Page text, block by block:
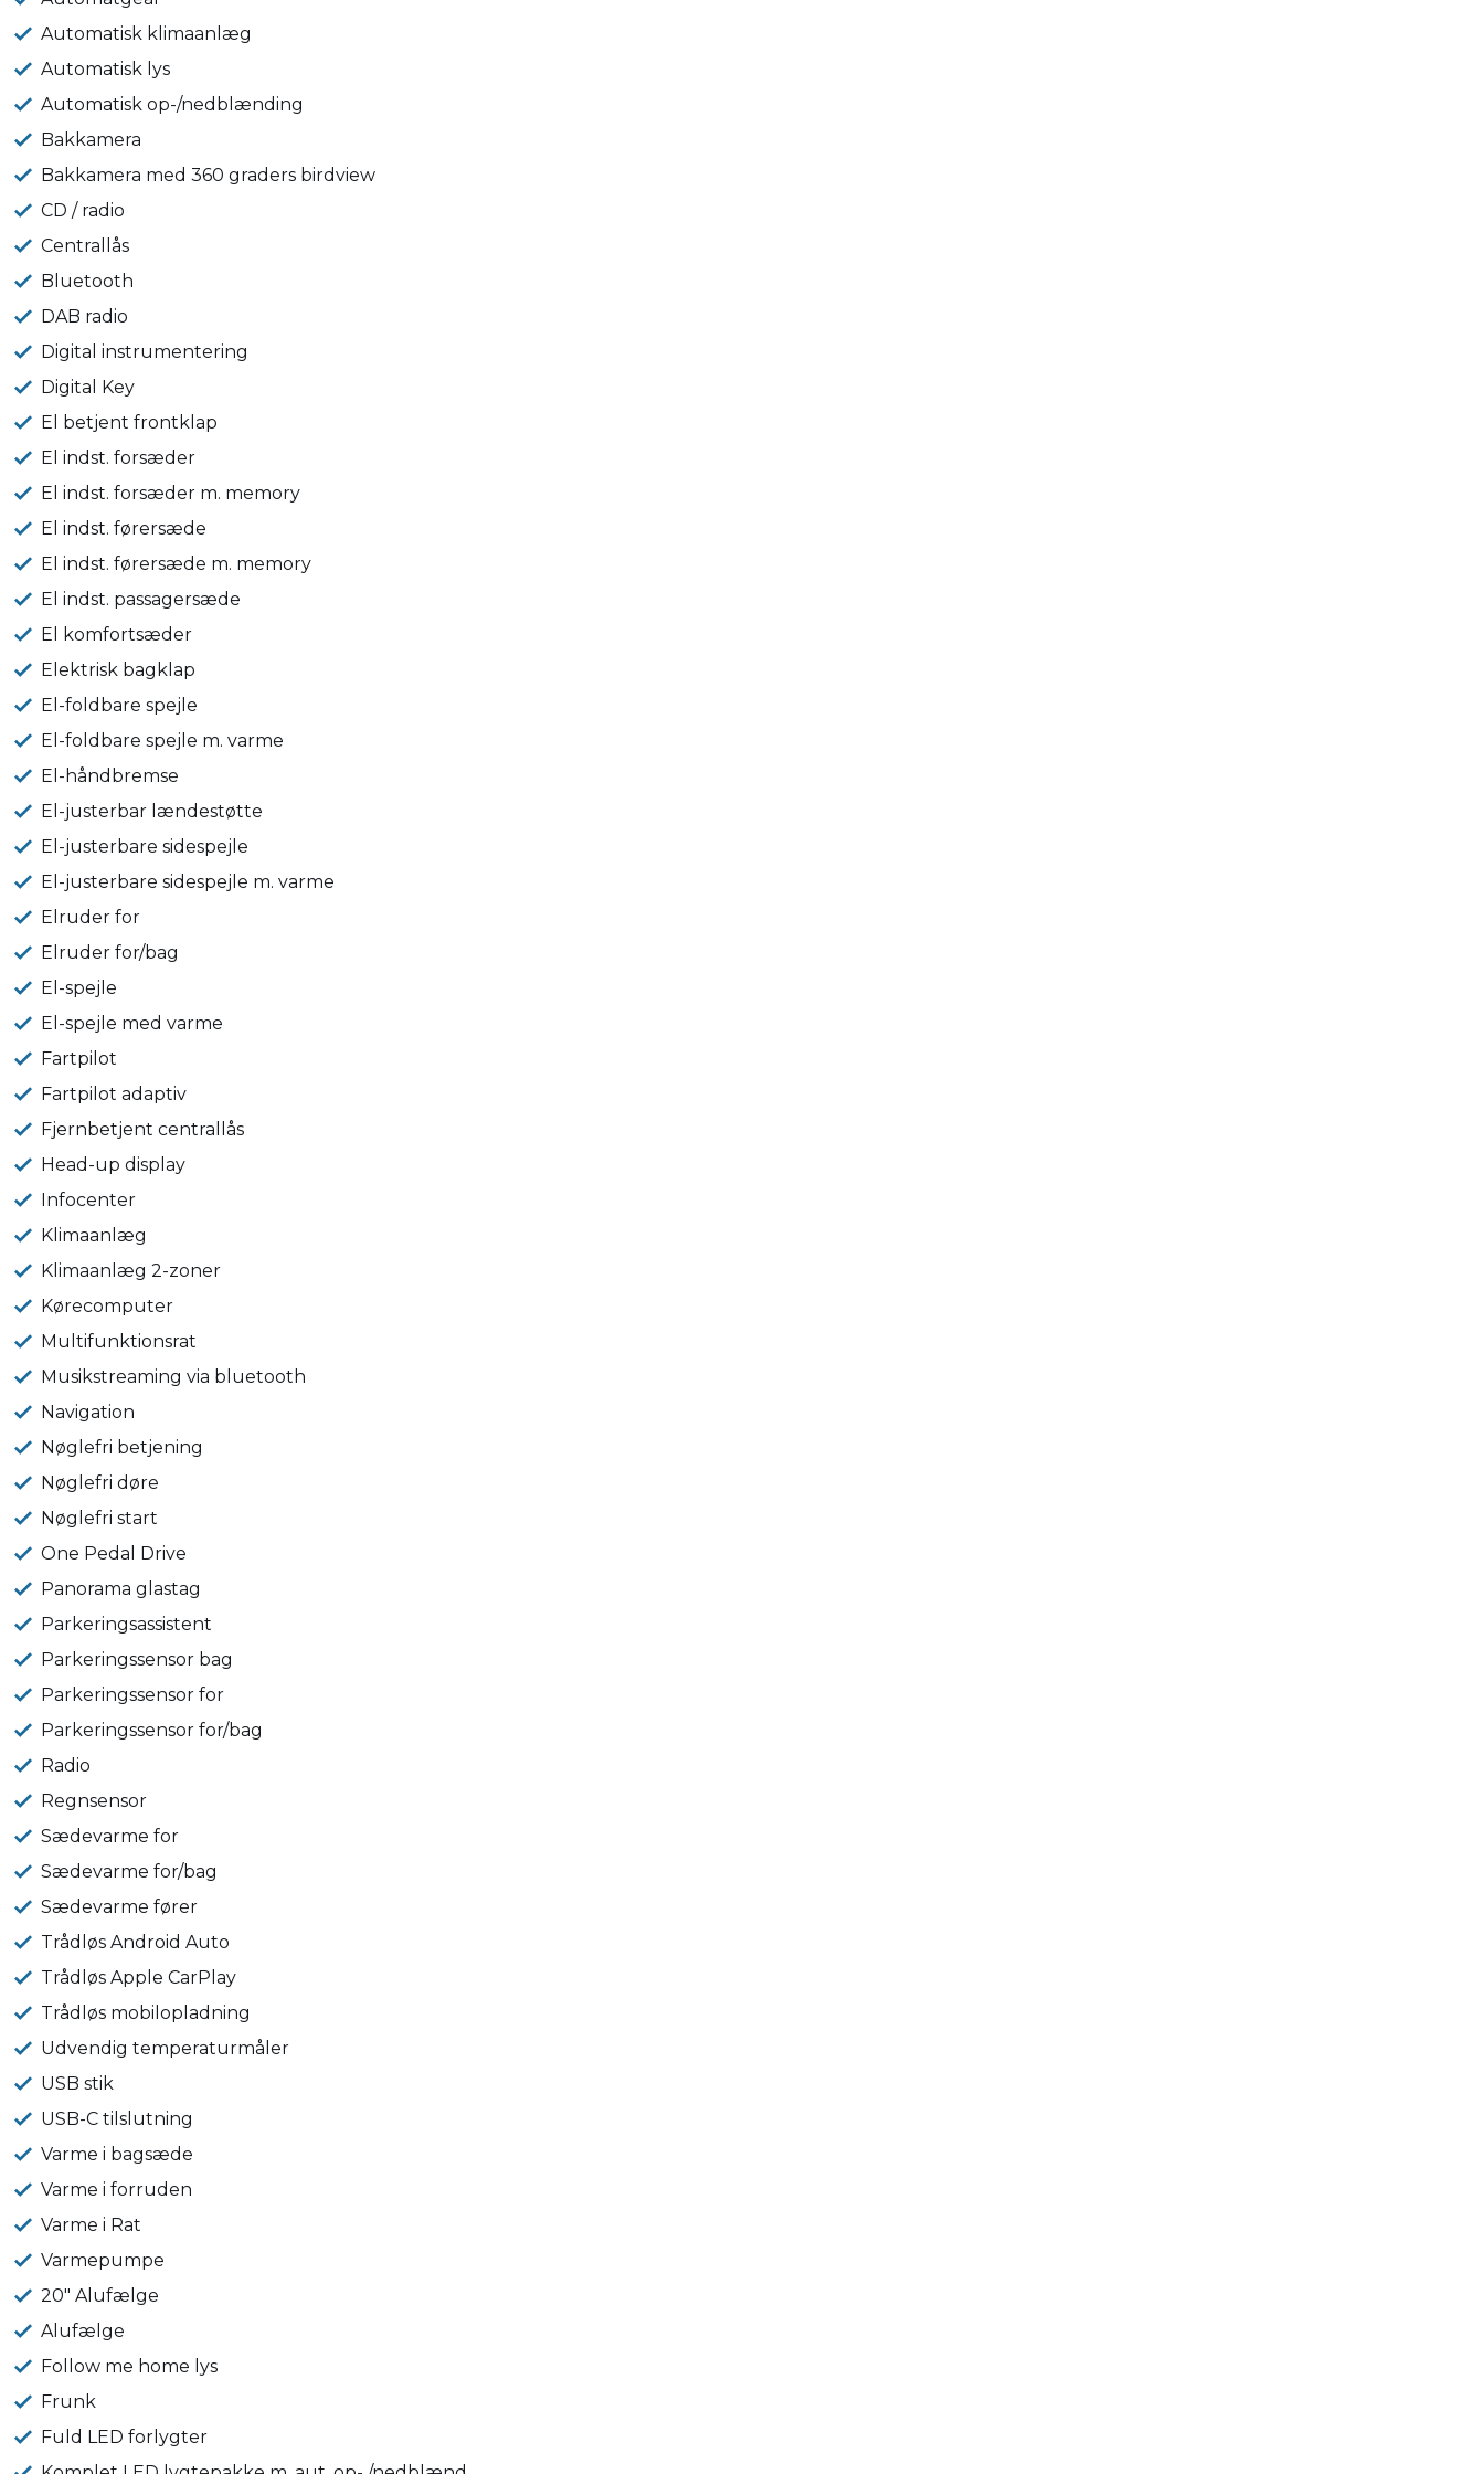
Automatisk klimaanlæg
Automatisk lys
Automatisk op-/nedblænding
Bakkamera
Bakkamera med 360 graders birdview
CD / radio
Centrallås
Bluetooth
DAB radio
Digital instrumentering
Digital Key
El betjent frontklap
El indst. forsæder
El indst. forsæder m. memory
El indst. førersæde
El indst. førersæde m. memory
El indst. passagersæde
El komfortsæder
Elektrisk bagklap
El-foldbare spejle
El-foldbare spejle m. varme
El-håndbremse
El-justerbar lændestøtte
El-justerbare sidespejle
El-justerbare sidespejle m. varme
Elruder for
Elruder for/bag
El-spejle
El-spejle med varme
Fartpilot
Fartpilot adaptiv
Fjernbetjent centrallås
Head-up display
Infocenter
Klimaanlæg
Klimaanlæg 2-zoner
Kørecomputer
Multifunktionsrat
Musikstreaming via bluetooth
Navigation
Nøglefri betjening
Nøglefri døre
Nøglefri start
One Pedal Drive
Panorama glastag
Parkeringsassistent
Parkeringssensor bag
Parkeringssensor for
Parkeringssensor for/bag
Radio
Regnsensor
Sædevarme for
Sædevarme for/bag
Sædevarme fører
Trådløs Android Auto
Trådløs Apple CarPlay
Trådløs mobilopladning
Udvendig temperaturmåler
USB stik
USB-C tilslutning
Varme i bagsæde
Varme i forruden
Varme i Rat
Varmepumpe
20" Alufælge
Alufælge
Follow me home lys
Frunk
Fuld LED forlygter